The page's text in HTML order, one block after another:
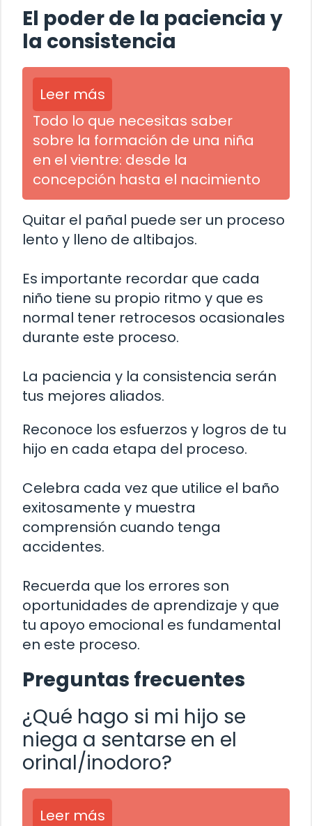
El poder de la paciencia y
la consistencia
Leer más
Todo lo que necesitas saber
sobre la formación de una niña
en el vientre: desde la
concepción hasta el nacimiento
Quitar el pañal puede ser un proceso
lento y lleno de altibajos.
Es importante recordar que cada
niño tiene su propio ritmo y que es
normal tener retrocesos ocasionales
durante este proceso.
La paciencia y la consistencia serán
tus mejores aliados.
Reconoce los esfuerzos y logros de tu
hijo en cada etapa del proceso.
Celebra cada vez que utilice el baño
exitosamente y muestra
comprensión cuando tenga
accidentes.
Recuerda que los errores son
oportunidades de aprendizaje y que
tu apoyo emocional es fundamental
en este proceso.
Preguntas frecuentes
¿Qué hago si mi hijo se
niega a sentarse en el
orinal/inodoro?
Leer más